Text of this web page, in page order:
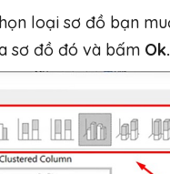
loại sơ đồ bạn
sơ đồ đó và bấm Ok.